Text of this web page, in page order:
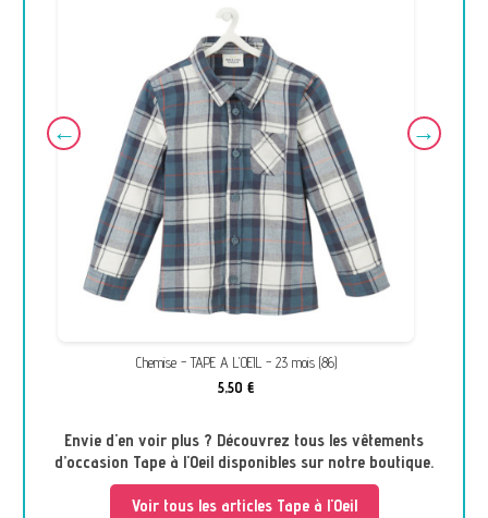
Chemise - TAPE A L'OEIL - 23 mois (86)
5,50 €
Envie d'en voir plus ? Découvrez tous les vêtements
d’occasion Tape à l'Oeil disponibles sur notre boutique.
Voir tous les articles Tape à l'Oeil